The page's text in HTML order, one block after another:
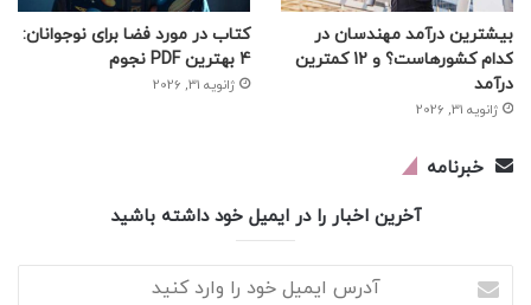
بیشترین درآمد مهندسان در
کدام کشورهاست؟ و 12 کمترین
درآمد
ژانویه 31, 2026
کتاب در مورد فضا برای نوجوانان:
4 بهترین PDF نجوم
ژانویه 31, 2026
خبرنامه
آخرین اخبار را در ایمیل خود داشته باشید
ایمیل